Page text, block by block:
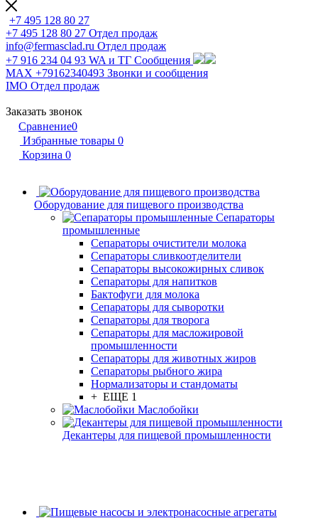
+7 495 128 80 27
+7 495 128 80 27 Отдел продаж
info@fermasclad.ru Отдел продаж
+7 916 234 04 93 WA и ТГ Сообщения
MAX +79162340493 Звонки и сообщения
IMO Отдел продаж
Заказать звонок
Сравнение0
Избранные товары 0
Корзина 0
Оборудование для пищевого производства
Сепараторы
промышленные
Сепараторы очистители молока
Сепараторы сливкоотделители
Сепараторы высокожирных сливок
Сепараторы для напитков
Бактофуги для молока
Сепараторы для сыворотки
Сепараторы для творога
Сепараторы для масложировой
промышленности
Сепараторы для животных жиров
Сепараторы рыбного жира
Нормализаторы и стандоматы
+ ЕЩЕ 1
Маслобойки
Декантеры для пищевой промышленности